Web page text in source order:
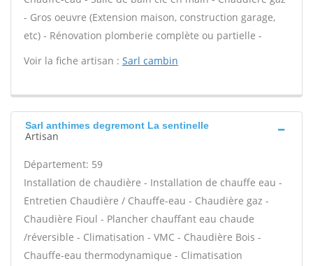
- Gros oeuvre (Extension maison, construction garage,
etc) - Rénovation plomberie complète ou partielle -
Voir la fiche artisan : Sarl cambin
Sarl anthimes degremont La sentinelle
Artisan
Département: 59
Installation de chaudière - Installation de chauffe eau -
Entretien Chaudière / Chauffe-eau - Chaudière gaz -
Chaudière Fioul - Plancher chauffant eau chaude
/réversible - Climatisation - VMC - Chaudière Bois -
Chauffe-eau thermodynamique - Climatisation